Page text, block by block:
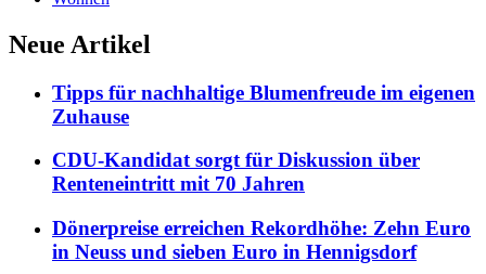
Neue Artikel
Tipps für nachhaltige Blumenfreude im eigenen
Zuhause
CDU-Kandidat sorgt für Diskussion über
Renteneintritt mit 70 Jahren
Dönerpreise erreichen Rekordhöhe: Zehn Euro
in Neuss und sieben Euro in Hennigsdorf